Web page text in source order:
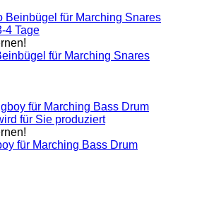
für Marching Snares
für Marching Bass Drum